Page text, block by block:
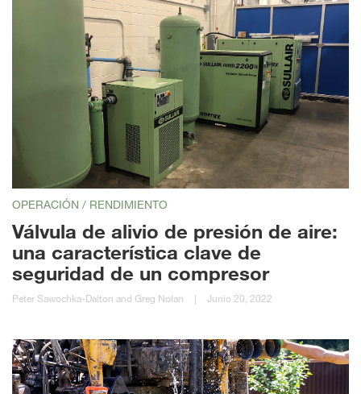
OPERACIÓN / RENDIMIENTO
Válvula de alivio de presión de aire:
una característica clave de
seguridad de un compresor
Peter Sawochka-Dalton and Greg Nolan | Junio 20, 2022